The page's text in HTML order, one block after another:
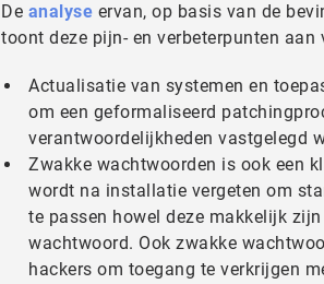
De analyse ervan, op basis van de
toont deze pijn- en verbeterpunten aan
Actualisatie van systemen en
om een geformaliseerd
verantwoordelijkheden vastgelegd
Zwakke wachtwoorden is ook een
wordt na installatie vergeten om
te passen howel deze makkelijk
wachtwoord. Ook zwakke
hackers om toegang te verkrijgen